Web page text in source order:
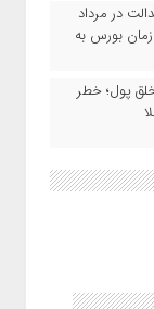
در مرداد
بورس به
پول؛ خطر